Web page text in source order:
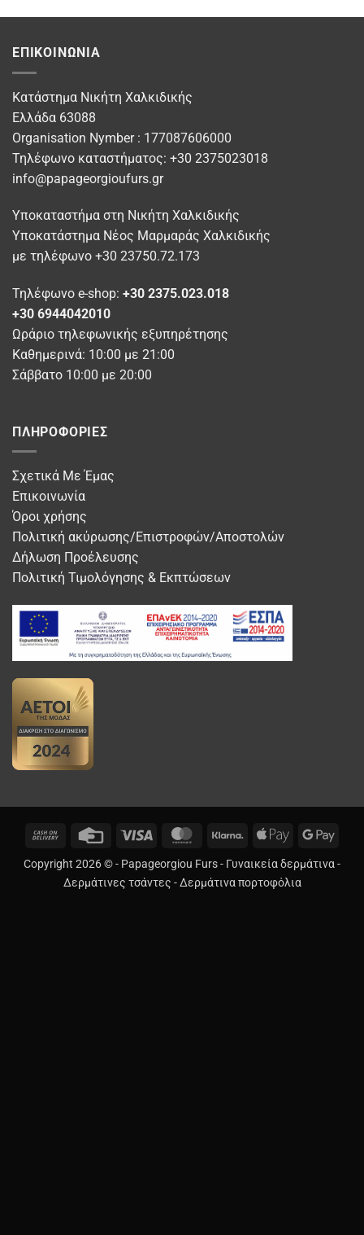
έχει
παραλλαγές.
Οι
επιλογές
μπορούν
να
επιλεγούν
στη
σελίδα
προϊόντος
ΕΠΙΚΟΙΝΩΝΊΑ
Κατάστημα Νικήτη Χαλκιδικής
Ελλάδα 63088
Organisation Nymber : 177087606000
Τηλέφωνο καταστήματος: +30 2375023018
info@papageorgioufurs.gr
Υποκαταστήμα στη Νικήτη Χαλκιδικής
Υποκατάστημα Νέος Μαρμαράς Χαλκιδικής
με τηλέφωνο +30 23750.72.173
Τηλέφωνο e-shop: +30 2375.023.018
+30 6944042010
Ωράριο τηλεφωνικής εξυπηρέτησης
Καθημερινά: 10:00 με 21:00
Σάββατο 10:00 με 20:00
ΠΛΗΡΟΦΟΡΊΕΣ
Σχετικά Με Έμας
Επικοινωνία
Όροι χρήσης
Πολιτική ακύρωσης/Επιστροφών/Αποστολών
Δήλωση Προέλευσης
Πολιτική Τιμολόγησης & Εκπτώσεων
Cash
Delivery
Credit
Visa MasterCardKlarna
Apple
Copyright 2026 © - Papageorgiou Furs- Γυναικεία δερμάτινα-
Δερμάτινες τσάντες -Δερμάτινα πορτοφόλια